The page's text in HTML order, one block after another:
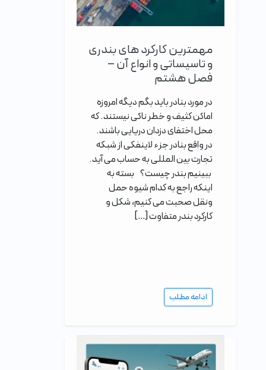
مهمترین کارکرد های بندری
و تاسیساتی و انواع آن –
فصل هشتم
در مورد بنادر باید بگم دیگه امروزه
اماکن کثیف و خطر ناکی نیستند. که
محل اختفای دزدان دریایی باشند.
در واقع بنادر جزء لاینفکی از شبکه
تجارت بین المللی به حساب می آید.
ببینیم بندر چیست؟ بسته به
اینکه راجع به کدام شیوه حمل
ونقل صحبت می کنیم، شکل و
کارکرد بندر متفاوت […]
ادامه مطلب